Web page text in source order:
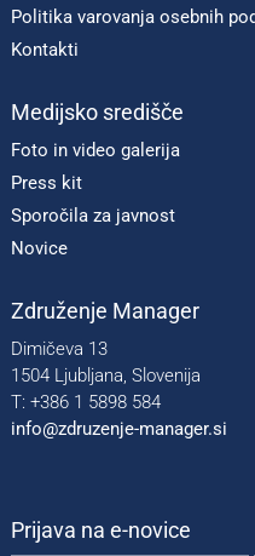
Politika varovanja osebnih
Kontakti
Medijsko središče
Foto in video galerija
Press kit
Sporočila za javnost
Novice
Združenje Manager
Dimičeva 13
1504 Ljubljana, Slovenija
T: +386 1 5898 584
info@zdruzenje-manager.si
Prijava na e-novice